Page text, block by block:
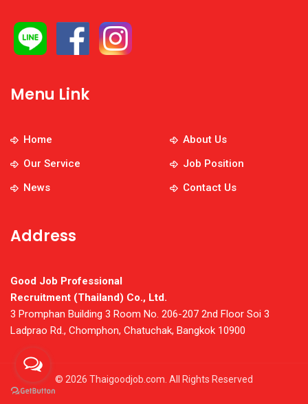
Menu Link
Home
About Us
Our Service
Job Position
News
Contact Us
Address
Good Job Professional
Recruitment (Thailand) Co., Ltd.
3 Promphan Building 3 Room No. 206-207 2nd Floor Soi 3
Ladprao Rd., Chomphon, Chatuchak, Bangkok 10900
© 2026 Thaigoodjob.com. All Rights Reserved